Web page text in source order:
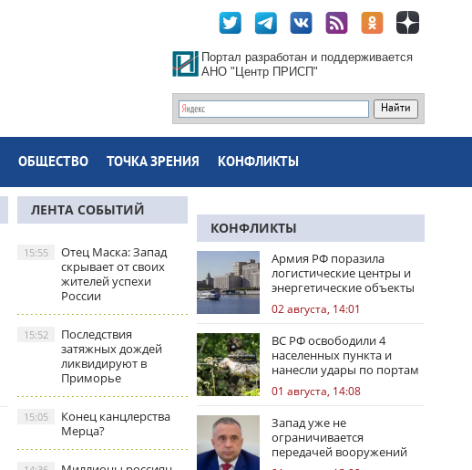
Портал разработан и поддерживается
АНО "Центр ПРИСП"
ОБЩЕСТВО ТОЧКА ЗРЕНИЯ КОНФЛИКТЫ
ЛЕНТА СОБЫТИЙ
Отец Маска: Запад
скрывает от своих
жителей успехи
России
15:55
Последствия
затяжных дождей
ликвидируют в
Приморье
15:52
Конец канцлерства
Мерца?
15:05
КОНФЛИКТЫ
Армия РФ поразила
логистические центры и
энергетические объекты
Украины
02 августа, 14:01
ВС РФ освободили 4
населенных пункта и
нанесли удары по портам
Одессы
01 августа, 14:08
Запад уже не
ограничивается
передачей вооружений